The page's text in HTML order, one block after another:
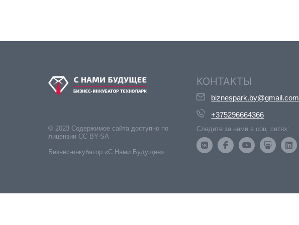
© 2023 Содержимое сайта доступно по
лицензии CC BY-SA
Бизнес-инкубатор «С Нами Будущее»
КОНТАКТЫ
biznespark.by@gmail.com
+375296664366
Следите за нами в соц. сетях: